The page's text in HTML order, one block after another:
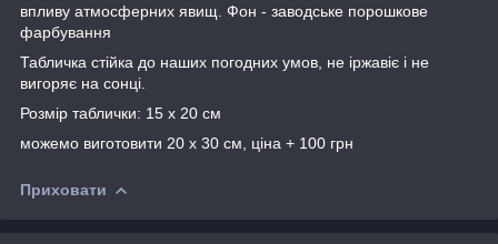
впливу атмосферних явищ. Фон - заводське порошкове
фарбування
Табличка стійка до наших погодних умов, не іржавіє і не
вигоряє на сонці.
Розмір таблички: 15 х 20 см
можемо виготовити 20 х 30 см, ціна + 100 грн
Приховати